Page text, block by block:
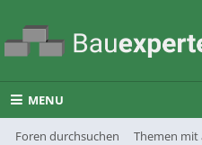
MENU
Foren durchsuchen Themen mit